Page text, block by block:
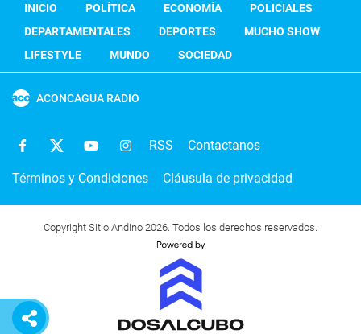
INICIO POLÍTICA ECONOMÍA
POLICIALES
DEPARTAMENTALES
DEPORTES
MUCHO SHOW
LIFESTYLE
MUNDO SOCIEDAD
ACONCAGUA RADIO
RSS Contactanos
Términos y Condiciones Cláusula de privacidad
Copyright Sitio Andino 2026. Todos los derechos reservados.